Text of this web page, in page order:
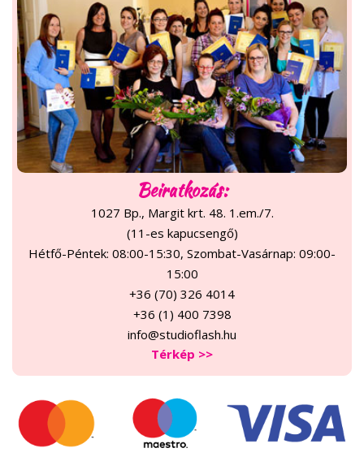
Beiratkozás:
1027 Bp., Margit krt. 48. 1.em./7.
(11-es kapucsengő)
Hétfő-Péntek: 08:00-15:30, Szombat-Vasárnap: 09:00-
15:00
+36 (70) 326 4014
+36 (1) 400 7398
info@studioflash.hu
Térkép >>